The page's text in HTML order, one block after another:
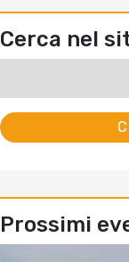
Cerca nel
Prossimi